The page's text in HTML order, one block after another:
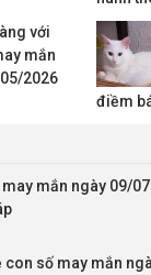
với
mắn
2026
điềm
may mắn ngày 09/
con số may mắn